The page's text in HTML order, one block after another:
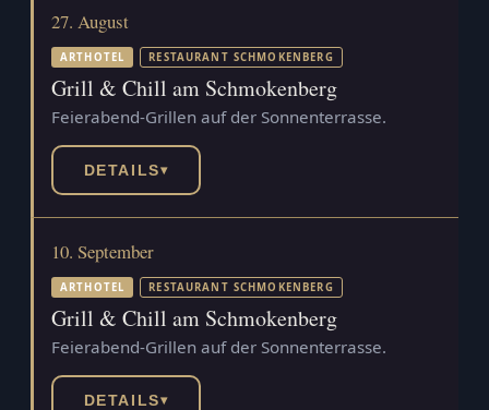
27. August
ARTHOTEL RESTAURANT SCHMOKENBERG
Grill & Chill am Schmokenberg
Feierabend-Grillen auf der Sonnenterrasse.
DETAILS▾
10. September
ARTHOTEL RESTAURANT SCHMOKENBERG
Grill & Chill am Schmokenberg
Feierabend-Grillen auf der Sonnenterrasse.
DETAILS▾